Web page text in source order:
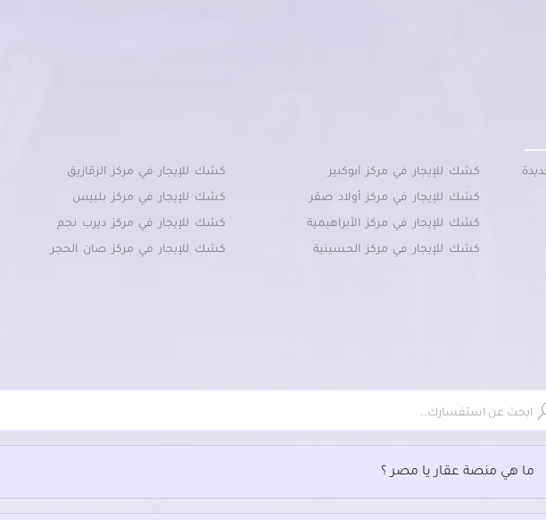
كشك للإيجار في مركز أبوكبير
كشك للإيجار في مركز أولاد صقر
كشك للإيجار في مركز الأبراهيمية
كشك للإيجار في مركز الحسينية
كشك للإيجار في مركز الزقازيق
كشك للإيجار في مركز بلبيس
كشك للإيجار في مركز ديرب نجم
كشك للإيجار في مركز صان الحجر
ما هي منصة عقار يا مصر ؟